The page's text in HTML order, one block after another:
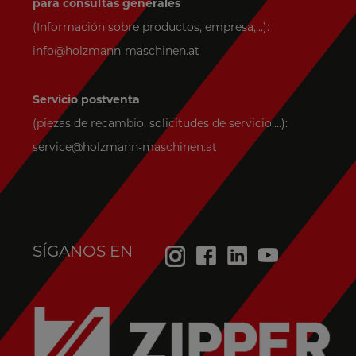
para consultas generales
(Información sobre productos, empresa,...):
info@holzmann-maschinen.at
Servicio postventa
(piezas de recambio, solicitudes de servicio,...):
service@holzmann-maschinen.at
SÍGANOS EN